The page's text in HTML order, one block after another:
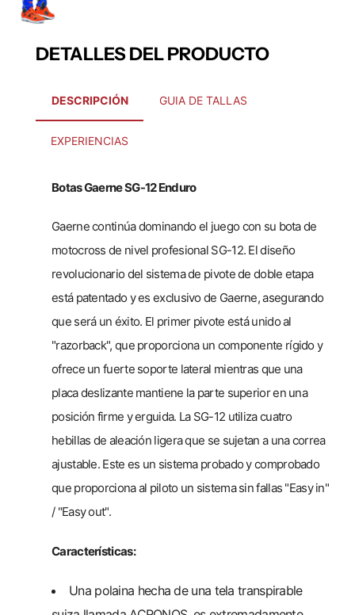
DETALLES DEL PRODUCTO
DESCRIPCIÓN GUIA DE TALLAS
EXPERIENCIAS
Botas Gaerne SG-12 Enduro
Gaerne continúa dominando el juego con su bota de
motocross de nivel profesional SG-12. El diseño
revolucionario del sistema de pivote de doble etapa
está patentado y es exclusivo de Gaerne, asegurando
que será un éxito. El primer pivote está unido al
"razorback", que proporciona un componente rígido y
ofrece un fuerte soporte lateral mientras que una
placa deslizante mantiene la parte superior en una
posición firme y erguida. La SG-12 utiliza cuatro
hebillas de aleación ligera que se sujetan a una correa
ajustable. Este es un sistema probado y comprobado
que proporciona al piloto un sistema sin fallas "Easy in"
/ "Easy out".
Características:
Una polaina hecha de una tela transpirable